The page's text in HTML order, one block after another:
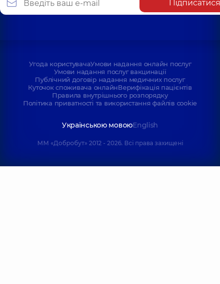
Підписатися
Угода користувачаУмови надання онлайн послуг
Умови надання послуг вакцинації
Публічний договір надання медичних послуг
Куточок споживача онлайнВерифікація пацієнтів
Правила внутрішнього розпорядку
Політика приватності та використання файлів cookie
Українською мовоюEnglish
ММ «Добробут» 2012 - 2026. Всі права захищені